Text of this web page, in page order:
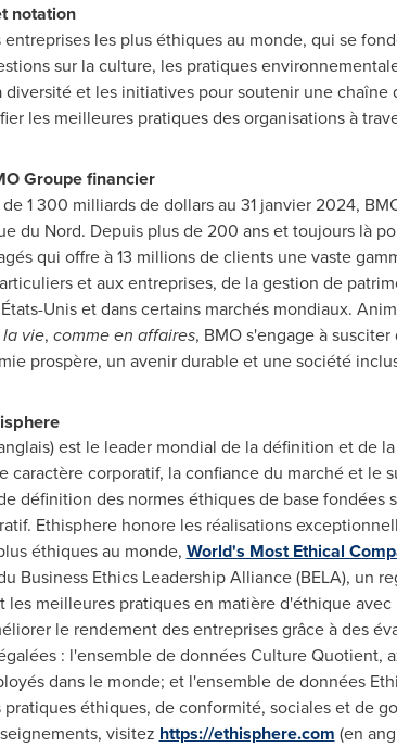
notation
entreprises les plus éthiques au monde, qui se
sur la culture, les pratiques
diversité et les initiatives pour soutenir une
les meilleures pratiques des organisations à
Groupe financier
1 300 milliards de dollars au 31 janvier 2024,
du Nord. Depuis plus de 200 ans et toujours là
qui offre à 13 millions de clients une vaste
et aux entreprises, de la gestion de
Unis et dans certains marchés mondiaux.
vie, comme en affaires, BMO s'engage à
prospère, un avenir durable et une société
est le leader mondial de la définition et de
caractère corporatif, la confiance du marché et le
définition des normes éthiques de base
Ethisphere honore les réalisations
éthiques au monde, World's Most Ethical
Business Ethics Leadership Alliance (BELA), un
les meilleures pratiques en matière d'éthique avec
le rendement des entreprises grâce à des
: l'ensemble de données Culture
dans le monde; et l'ensemble de données
éthiques, de conformité, sociales et de
visitez https://ethisphere.com (en